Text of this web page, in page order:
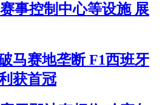
事控制中心等设施 展
马赛地垄断 F1西班牙
获首冠